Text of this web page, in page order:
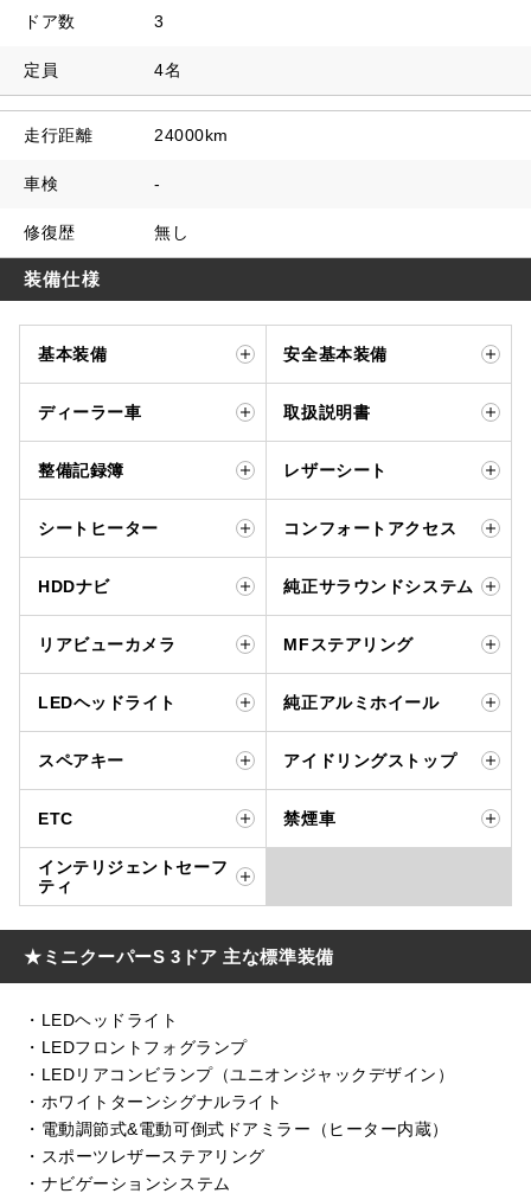
ドア数 3
定員 4名
走行距離 24000km
車検 -
修復歴 無し
装備仕様
基本装備 安全基本装備
ディーラー車 取扱説明書
整備記録簿 レザーシート
シートヒーター コンフォートアクセス
HDDナビ 純正サラウンドシステム
リアビューカメラ MFステアリング
LEDヘッドライト 純正アルミホイール
スペアキー アイドリングストップ
ETC 禁煙車
インテリジェントセーフ
ティ
★ミニクーパーS 3ドア 主な標準装備
・LEDヘッドライト
・LEDフロントフォグランプ
・LEDリアコンビランプ（ユニオンジャックデザイン）
・ホワイトターンシグナルライト
・電動調節式&電動可倒式ドアミラー（ヒーター内蔵）
・スポーツレザーステアリング
・ナビゲーションシステム